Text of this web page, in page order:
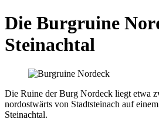
Die Burgruine
Steinachtal
Die Ruine der Burg Nordeck liegt etwa
nordostwärts von Stadtsteinach auf
Steinachtal.